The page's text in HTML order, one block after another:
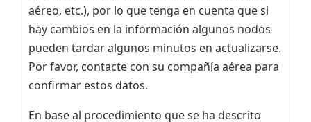
aéreo, etc.), por lo que tenga en cuenta que si
hay cambios en la información algunos nodos
pueden tardar algunos minutos en actualizarse.
Por favor, contacte con su compañía aérea para
confirmar estos datos.
En base al procedimiento que se ha descrito